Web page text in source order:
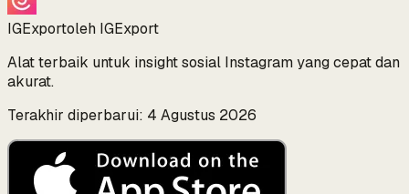
IGExportoleh IGExport
Alat terbaik untuk insight sosial Instagram yang cepat dan
akurat.
Terakhir diperbarui: 4 Agustus 2026